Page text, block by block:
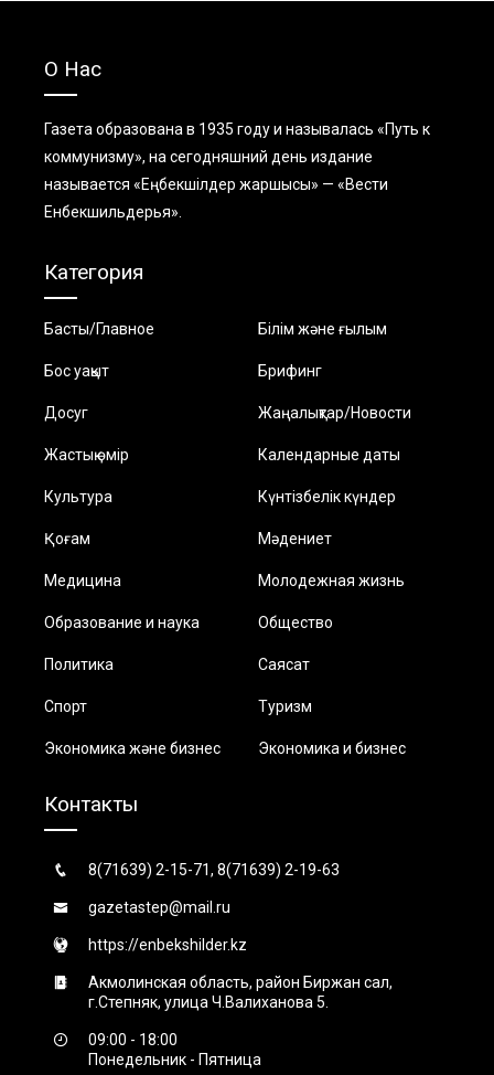
О Нас
Газета образована в 1935 году и называлась «Путь к
коммунизму», на сегодняшний день издание
называется «Еңбекшiлдер жаршысы» — «Вести
Енбекшильдерья».
Категория
Басты/Главное Білім және ғылым
Бос уақыт Брифинг
Досуг Жаңалықтар/Новости
Жастық өмір Календарные даты
Культура Күнтізбелік күндер
Қоғам Мәдениет
Медицина Молодежная жизнь
Образование и наука Общество
Политика Саясат
Спорт Туризм
Экономика және бизнес Экономика и бизнес
Контакты
8(71639) 2-15-71, 8(71639) 2-19-63
gazetastep@mail.ru
https://enbekshilder.kz
Акмолинская область, район Биржан сал,
г.Степняк, улица Ч.Валиханова 5.
09:00 - 18:00
Понедельник - Пятница